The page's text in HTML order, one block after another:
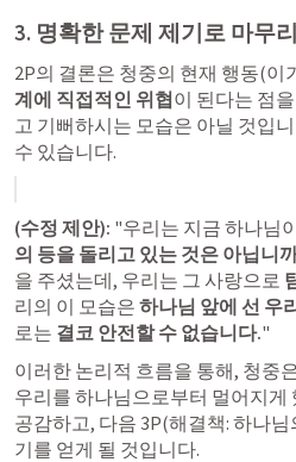
3. 명확한 문제 제기로 마무리
2P의 결론은 청중의 현재 행동(이
계에 직접적인 위협이 된다는 점
고 기뻐하시는 모습은 아닐 것입
수 있습니다.
(수정 제안): "우리는 지금 하나님
의 등을 돌리고 있는 것은 아닙니
을 주셨는데, 우리는 그 사랑으로
리의 이 모습은 하나님 앞에 선 우
로는 결코 안전할 수 없습니다."
이러한 논리적 흐름을 통해, 청중
우리를 하나님으로부터 멀어지게
공감하고, 다음 3P(해결책: 하나
기를 얻게 될 것입니다.